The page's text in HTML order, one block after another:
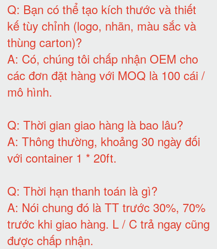
Q: Bạn có thể tạo kích thước và thiết
kế tùy chỉnh (logo, nhãn, màu sắc và
thùng carton)?
A: Có, chúng tôi chấp nhận OEM cho
các đơn đặt hàng với MOQ là 100 cái /
mô hình.
Q: Thời gian giao hàng là bao lâu?
A: Thông thường, khoảng 30 ngày đối
với container 1 * 20ft.
Q: Thời hạn thanh toán là gì?
A: Nói chung đó là TT trước 30%, 70%
trước khi giao hàng. L / C trả ngay cũng
được chấp nhận.